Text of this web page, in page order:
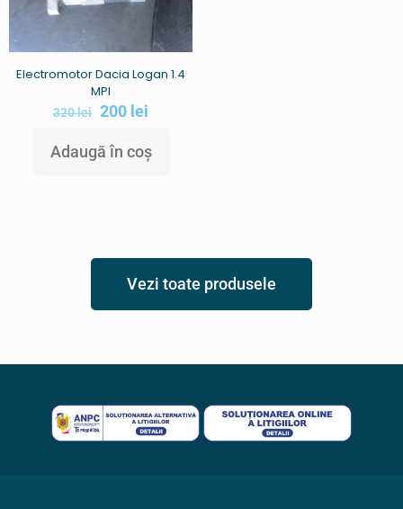
Electromotor Dacia Logan 1.4
MPI
320lei 200 lei
Adaugă în coș
Vezi toate produsele